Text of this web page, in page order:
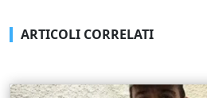
ARTICOLI CORRELATI